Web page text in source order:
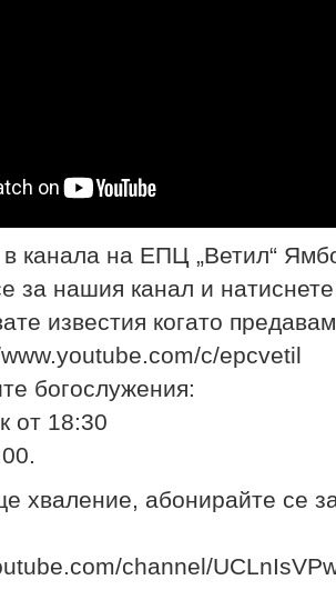
канала на ЕПЦ „Ветил“
за нашия канал и
известия когато
c/epcvetil
богослyжения:
от 18:30
хваление, абонирайте се
channel/